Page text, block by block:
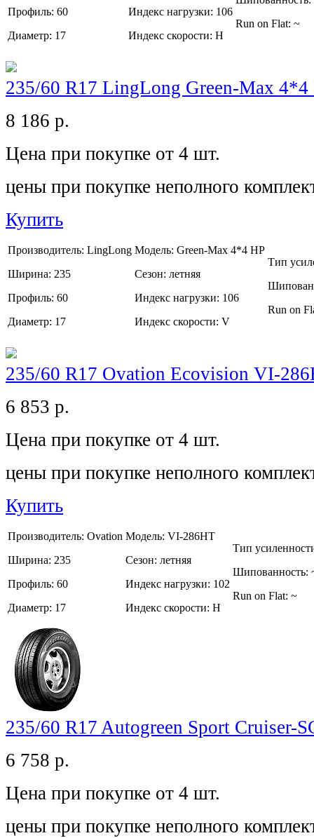
Профиль: 60
Диаметр: 17
Индекс нагрузки: 106
Индекс скорости: H
Run on Flat: ~
235/60 R17 LingLong Green-Max 4*4
8 186 р.
Цена при покупке от 4 шт.
цены при покупке неполного
Купить
Производитель: LingLong
Ширина: 235
Профиль: 60
Диаметр: 17
Модель: Green-Max 4*4 HP
Сезон: летняя
Индекс нагрузки: 106
Индекс скорости: V
Тип
Run on
235/60 R17 Ovation Ecovision VI-
6 853 р.
Цена при покупке от 4 шт.
цены при покупке неполного
Купить
Производитель: Ovation
Ширина: 235
Профиль: 60
Диаметр: 17
Модель: VI-286HT
Сезон: летняя
Индекс нагрузки: 102
Индекс скорости: H
Тип
Шипованность:
Run on Flat: ~
235/60 R17 Autogreen Sport Cruiser-
6 758 р.
Цена при покупке от 4 шт.
цены при покупке неполного